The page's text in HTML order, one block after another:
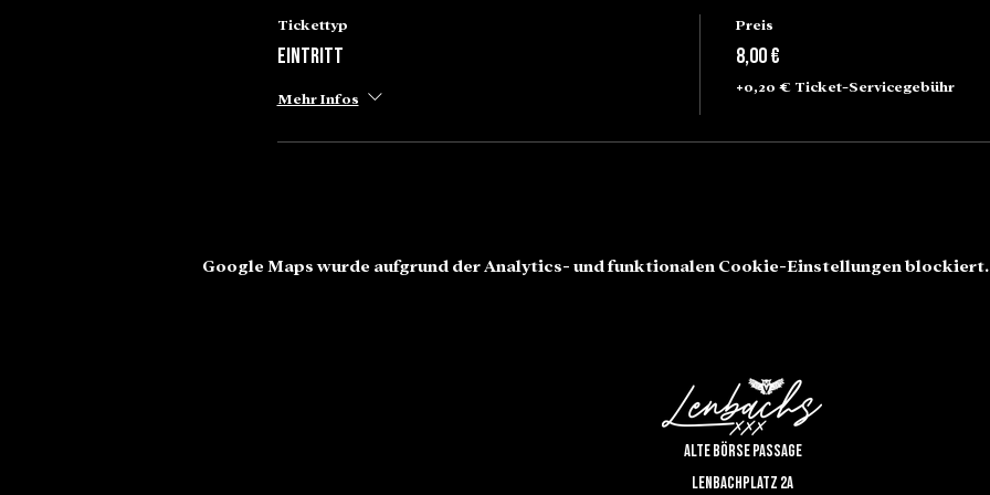
Tickettyp
Eintritt
Mehr Infos
Preis
8,00 €
+0,20 € Ticket-Servicegebühr
Google Maps wurde aufgrund der Analytics- und funktionalen Cookie-Einstellungen blockiert.
Alte Börse Passage
Lenbachplatz 2a